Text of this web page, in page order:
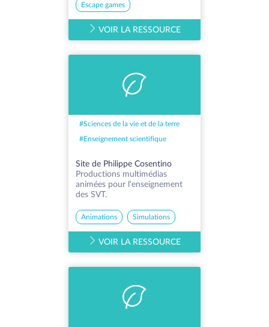
Escape games
VOIR LA RESSOURCE
#Sciences de la vie et de la terre
#Enseignement scientifique
Site de Philippe Cosentino
Productions multimédias
animées pour l'enseignement
des SVT.
Animations Simulations
VOIR LA RESSOURCE